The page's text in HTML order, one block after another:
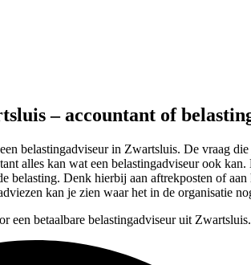
– accountant of
belastingadviseur in Zwartsluis. De vraag
alles kan wat een belastingadviseur ook
belasting. Denk hierbij aan aftrekposten of
kan je zien waar het in de organisatie
een betaalbare belastingadviseur uit Zwartsluis.